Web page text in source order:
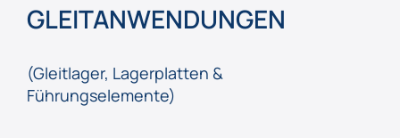
GLEITANWENDUNGEN
(Gleitlager, Lagerplatten &
Führungselemente)